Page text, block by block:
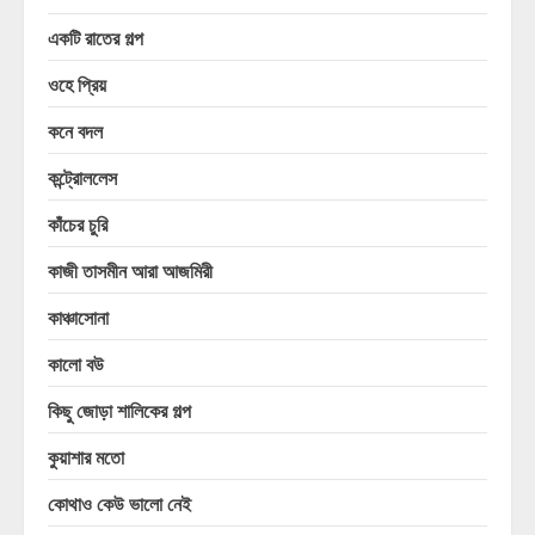
একটি রাতের গল্প
ওহে প্রিয়
কনে বদল
কন্ট্রোললেস
কাঁচের চুরি
কাজী তাসমীন আরা আজমিরী
কাঞ্চাসোনা
কালো বউ
কিছু জোড়া শালিকের গল্প
কুয়াশার মতো
কোথাও কেউ ভালো নেই